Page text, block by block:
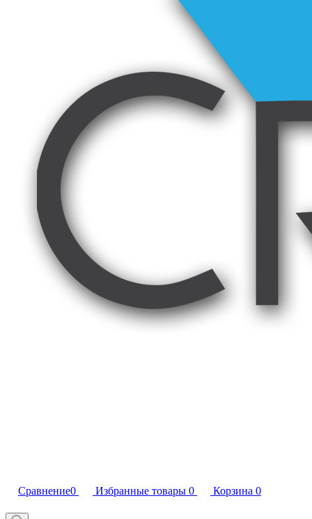
Сравнение0 Избранные товары 0 Корзина 0